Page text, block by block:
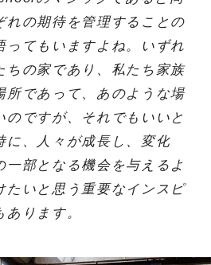
れの期待を管理することの
ってもいますよね。いずれ
ちの家であり、私たち家族
所であって、あのような場
のですが、それでもいいと
に、人々が成長し、変化
一部となる機会を与えるよ
たいと思う重要なインスピ
ります。